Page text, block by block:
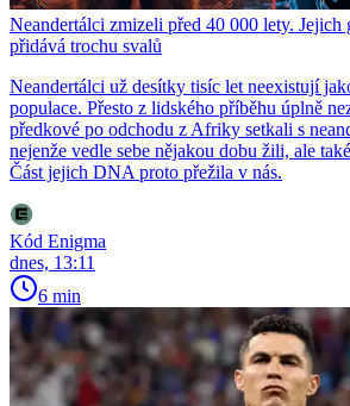
Neandertálci zmizeli před 40 000 lety. Jejich
přidává trochu svalů
Neandertálci už desítky tisíc let neexistují
populace. Přesto z lidského příběhu úplně
předkové po odchodu z Afriky setkali s
nejenže vedle sebe nějakou dobu žili, ale
Část jejich DNA proto přežila v nás.
Kód Enigma
dnes, 13:11
6 min